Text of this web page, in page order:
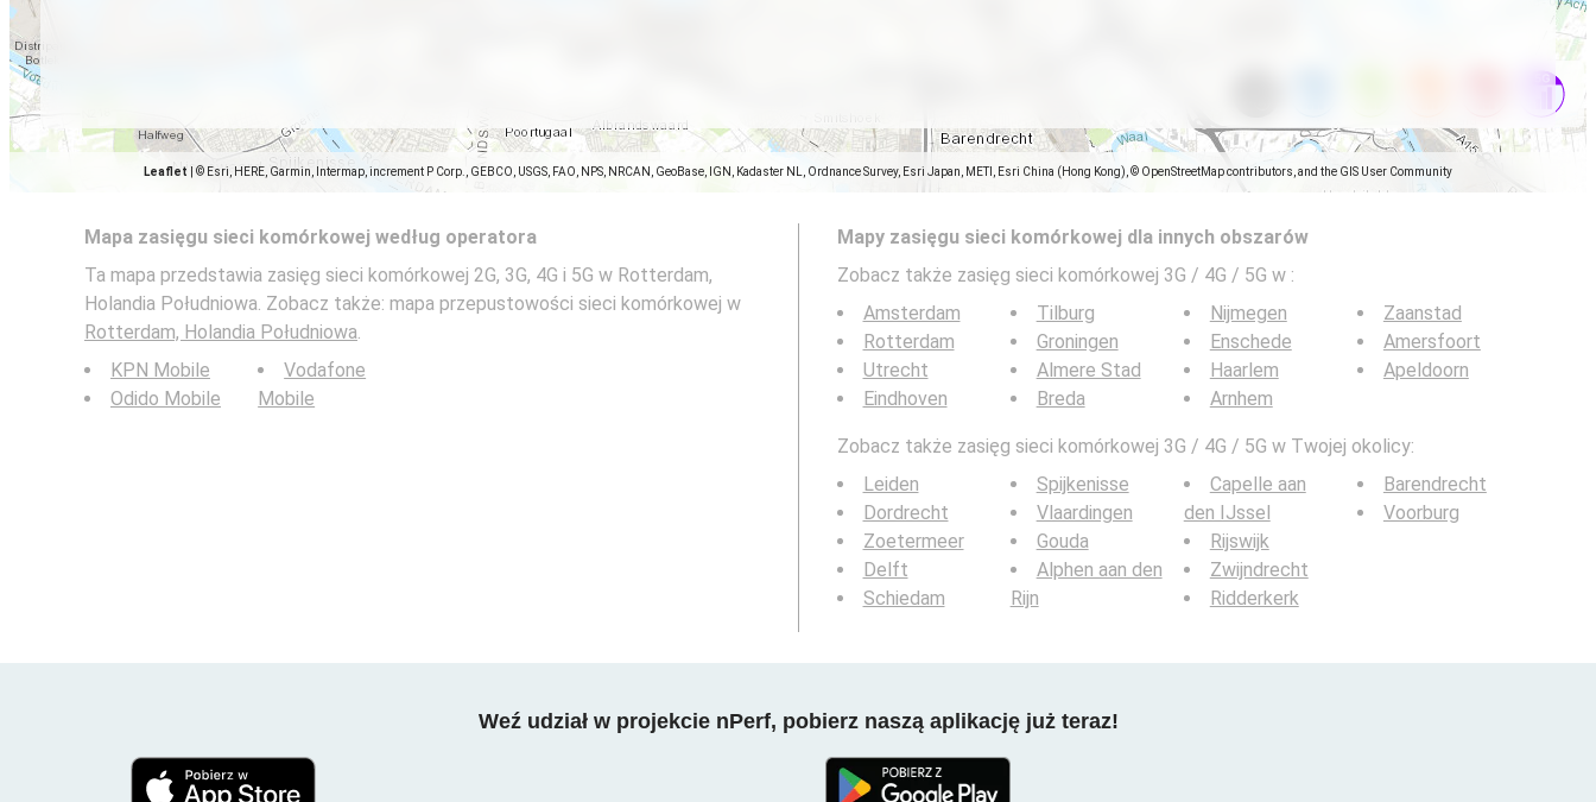
Leaflet © Esri, HERE, Garmin, Intermap, increment P Corp., GEBCO, USGS, FAO, NPS, NRCAN, GeoBase, IGN, Kadaster NL, Ordnance Survey, Esri Japan, METI, Esri China (Hong Kong), © OpenStreetMap contributors, and the GIS User Community
Mapa zasięgu sieci komórkowej według operatora
Ta mapa przedstawia zasięg sieci komórkowej 2G, 3G, 4G i 5G w Rotterdam,
Holandia Południowa. Zobacz także: mapa przepustowości sieci komórkowej w
Rotterdam, Holandia Południowa.
KPN Mobile
Odido Mobile
Vodafone
Mobile
Mapy zasięgu sieci komórkowej dla innych obszarów
Zobacz także zasięg sieci komórkowej 3G / 4G / 5G w :
Amsterdam
Rotterdam
Utrecht
Eindhoven
Tilburg
Groningen
Almere Stad
Breda
Nijmegen
Enschede
Haarlem
Arnhem
Zaanstad
Amersfoort
Apeldoorn
Zobacz także zasięg sieci komórkowej 3G / 4G / 5G w Twojej okolicy:
Leiden
Dordrecht
Zoetermeer
Delft
Schiedam
Spijkenisse
Vlaardingen
Gouda
Alphen aan den
Rijn
Capelle aan
den IJssel
Rijswijk
Zwijndrecht
Ridderkerk
Barendrecht
Voorburg
Weź udział w projekcie nPerf, pobierz naszą aplikację już teraz!